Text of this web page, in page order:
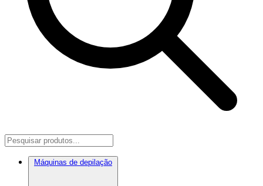
Máquinas de depilação